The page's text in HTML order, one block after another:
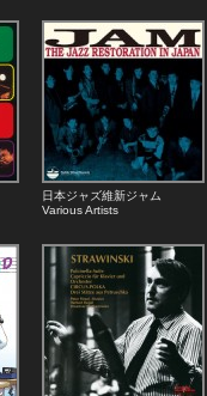
日本ジャズ維新ジャム
Various Artists